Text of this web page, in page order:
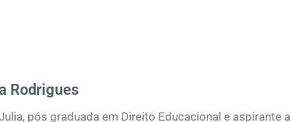
Rodrigues
pós graduada em Direito Educacional e aspirante a